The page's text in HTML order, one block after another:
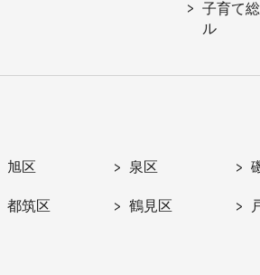
子育て
ル
旭区 泉区
都筑区 鶴見区